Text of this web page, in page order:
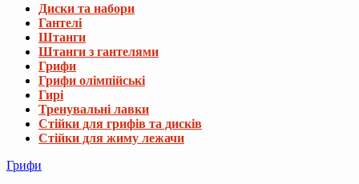
Диски та набори
Гантелі
Штанги
Штанги з гантелями
Грифи
Грифи олімпійські
Гирі
Тренувальні лавки
Стійки для грифів та дисків
Стійки для жиму лежачи
Грифи